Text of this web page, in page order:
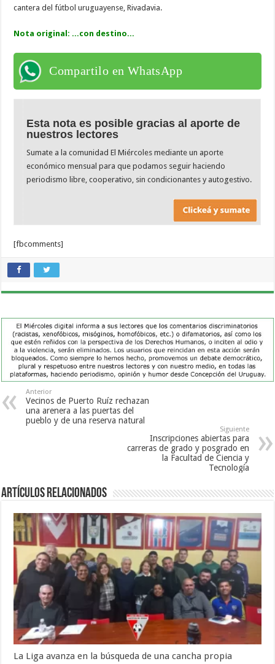
cantera del fútbol uruguayense, Rivadavia.
Nota original: ...con destino...
Compartilo en WhatsApp
Esta nota es posible gracias al aporte de
nuestros lectores
Sumate a la comunidad El Miércoles mediante un aporte
económico mensual para que podamos seguir haciendo
periodismo libre, cooperativo, sin condicionantes y autogestivo.
[fbcomments]
Anterior
Vecinos de Puerto Ruíz rechazan
una arenera a las puertas del
pueblo y de una reserva natural
Siguiente
Inscripciones abiertas para
carreras de grado y posgrado en
la Facultad de Ciencia y
Tecnología
Artículos Relacionados
La Liga avanza en la búsqueda de una cancha propia